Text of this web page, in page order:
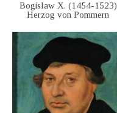
Bogislaw X. (1454-1523)
Herzog von Pommern